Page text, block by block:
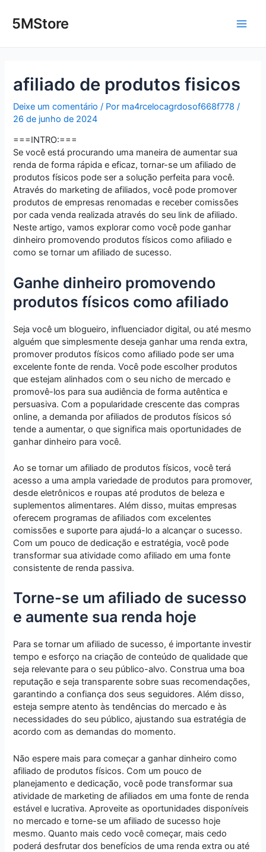
para5MStore
afiliado de produtos fisicos
Deixe um comentário / Por ma4rcelocagrdosof668f778/
26 de junho de 2024
===INTRO:===
Se você está procurando uma maneira de aumentar sua
renda de forma rápida e eficaz, tornar-se um afiliado de
produtos físicos pode ser a solução perfeita para você.
Através do marketing de afiliados, você pode promover
produtos de empresas renomadas e receber comissões
por cada venda realizada através do seu link de afiliado.
Neste artigo, vamos explorar como você pode ganhar
dinheiro promovendo produtos físicos como afiliado e
como se tornar um afiliado de sucesso.
Ganhe dinheiro promovendo
produtos físicos como afiliado
Seja você um blogueiro, influenciador digital, ou até mesmo
alguém que simplesmente deseja ganhar uma renda extra,
promover produtos físicos como afiliado pode ser uma
excelente fonte de renda. Você pode escolher produtos
que estejam alinhados com o seu nicho de mercado e
promovê-los para sua audiência de forma autêntica e
persuasiva. Com a popularidade crescente das compras
online, a demanda por afiliados de produtos físicos só
tende a aumentar, o que significa mais oportunidades de
ganhar dinheiro para você.
Ao se tornar um afiliado de produtos físicos, você terá
acesso a uma ampla variedade de produtos para promover,
desde eletrônicos e roupas até produtos de beleza e
suplementos alimentares. Além disso, muitas empresas
oferecem programas de afiliados com excelentes
comissões e suporte para ajudá-lo a alcançar o sucesso.
Com um pouco de dedicação e estratégia, você pode
transformar sua atividade como afiliado em uma fonte
consistente de renda passiva.
Torne-se um afiliado de sucesso
e aumente sua renda hoje
Para se tornar um afiliado de sucesso, é importante investir
tempo e esforço na criação de conteúdo de qualidade que
seja relevante para o seu público-alvo. Construa uma boa
reputação e seja transparente sobre suas recomendações,
garantindo a confiança dos seus seguidores. Além disso,
esteja sempre atento às tendências do mercado e às
necessidades do seu público, ajustando sua estratégia de
acordo com as demandas do momento.
Não espere mais para começar a ganhar dinheiro como
afiliado de produtos físicos. Com um pouco de
planejamento e dedicação, você pode transformar sua
atividade de marketing de afiliados em uma fonte de renda
estável e lucrativa. Aproveite as oportunidades disponíveis
no mercado e torne-se um afiliado de sucesso hoje
mesmo. Quanto mais cedo você começar, mais cedo
poderá desfrutar dos benefícios de uma renda extra ou até
navigation